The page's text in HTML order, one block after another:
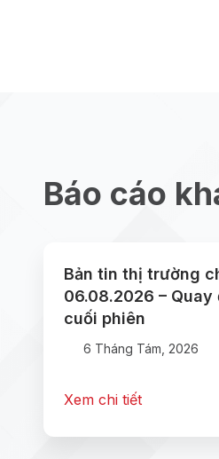
Báo cáo
Bản tin thị trường
06.08.2026 – Quay
cuối phiên
6 Tháng Tám, 2026
Xem chi tiết